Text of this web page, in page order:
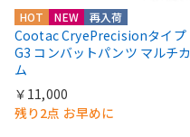
HOT NEW 再入荷
Cootac CryePrecisionタイプ
G3 コンバットパンツ マルチカ
ム
￥11,000
残り2点 お早めに